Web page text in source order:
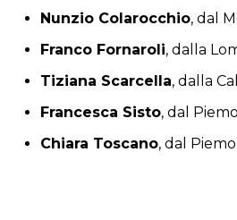
Nunzio Colarocchio, dal
Franco Fornaroli, dalla
Tiziana Scarcella, dalla
Francesca Sisto, dal
Chiara Toscano, dal